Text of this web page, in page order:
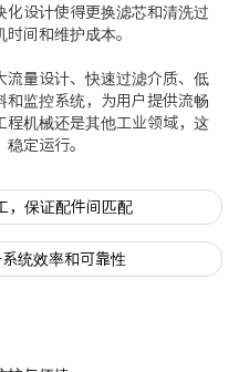
化设计使得更换滤芯和清洗过
间和维护成本。
流量设计、快速过滤介质、低
和监控系统，为用户提供流畅
程机械还是其他工业领域，这
定运行。
，保证配件间匹配
统效率和可靠性